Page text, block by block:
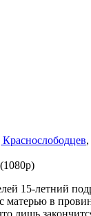
,
15-летний
матерью в
лишь